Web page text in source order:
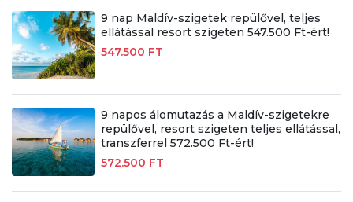
9 nap Maldív-szigetek repülővel, teljes
ellátással resort szigeten 547.500 Ft-ért!
547.500 FT
9 napos álomutazás a Maldív-szigetekre
repülővel, resort szigeten teljes ellátással,
transzferrel 572.500 Ft-ért!
572.500 FT